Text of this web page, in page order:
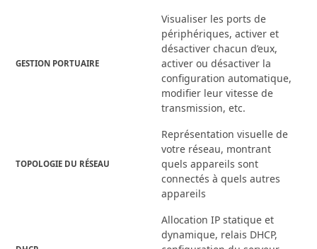
GESTION PORTUAIRE
Visualiser les ports de
périphériques, activer et
désactiver chacun d’eux,
activer ou désactiver la
configuration automatique,
modifier leur vitesse de
transmission, etc.
TOPOLOGIE DU RÉSEAU
Représentation visuelle de
votre réseau, montrant
quels appareils sont
connectés à quels autres
appareils
Allocation IP statique et
dynamique, relais DHCP,